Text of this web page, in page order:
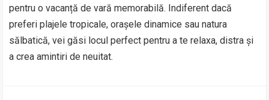
pentru o vacanță de vară memorabilă. Indiferent dacă
preferi plajele tropicale, orașele dinamice sau natura
sălbatică, vei găsi locul perfect pentru a te relaxa, distra și
a crea amintiri de neuitat.